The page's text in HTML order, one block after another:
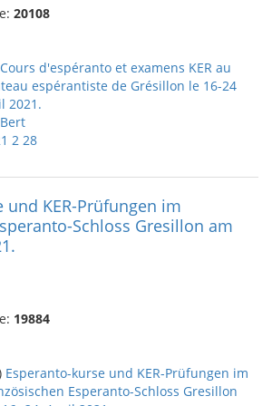
20108
Cours d'espéranto et examens KER au
espérantiste de Grésillon le 16-24
2021.
Bert
2 28
und KER-Prüfungen im
Schloss Gresillon am
19884
Esperanto-kurse und KER-Prüfungen im
Esperanto-Schloss Gresillon